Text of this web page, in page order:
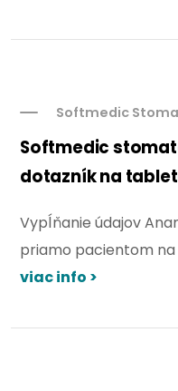
Softmedic
Softmedic
dotazník na
Vypĺňanie údajov
priamo pacientom
viac info >